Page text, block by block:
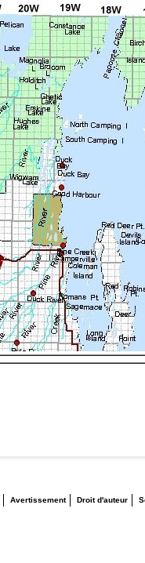
Avertissement Droit d'auteur